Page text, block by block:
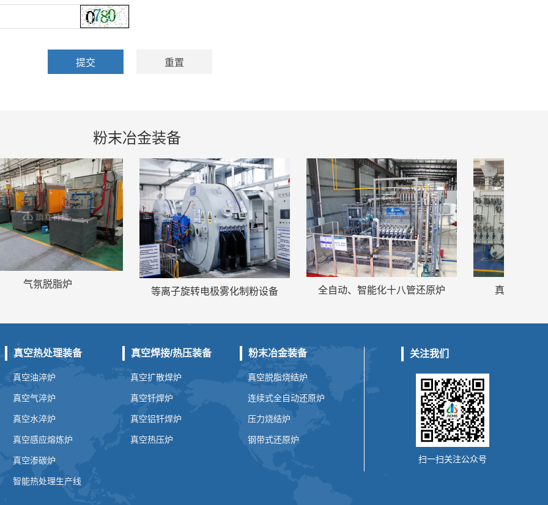
粉末冶金装备
脱脂炉
等离子旋转电极雾化制粉设备 全自动、智能化十八管还原炉 真空（脱脂）压力
关注我们
扫一扫关注公众号
真空热处理装备
真空油淬炉
真空气淬炉
真空水淬炉
真空感应熔炼炉
真空渗碳炉
智能热处理生产线
真空焊接/热压装备
真空扩散焊炉
真空钎焊炉
真空铝钎焊炉
真空热压炉
粉末冶金装备
真空脱脂烧结炉
连续式全自动还原炉
压力烧结炉
钢带式还原炉